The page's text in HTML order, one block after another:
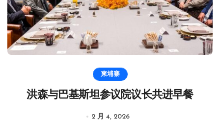
柬埔寨
洪森与巴基斯坦参议院议长共进早餐
2 月 4, 2026